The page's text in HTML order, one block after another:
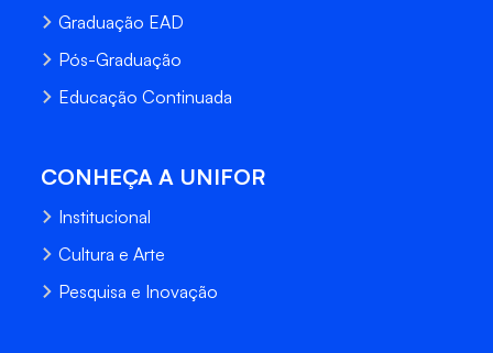
Graduação EAD
Pós-Graduação
Educação Continuada
CONHEÇA A UNIFOR
Institucional
Cultura e Arte
Pesquisa e Inovação